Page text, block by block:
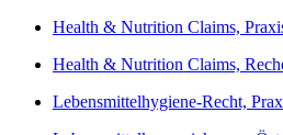
Health & Nutrition Claims,
Health & Nutrition Claims,
Lebensmittelhygiene-Recht,